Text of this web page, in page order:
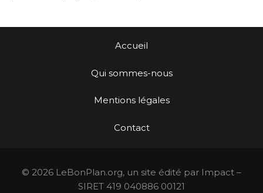
Accueil
Qui sommes-nous
Mentions légales
Contact
© 2026 LeBonPlan.org, un site édité par Impact –
SIRET 419 040886 00121